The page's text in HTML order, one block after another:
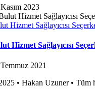
2023
Hizmet Sağlayıcısı
Hizmet Sağlayıcısı
2021
• Hakan Uzuner • Tüm